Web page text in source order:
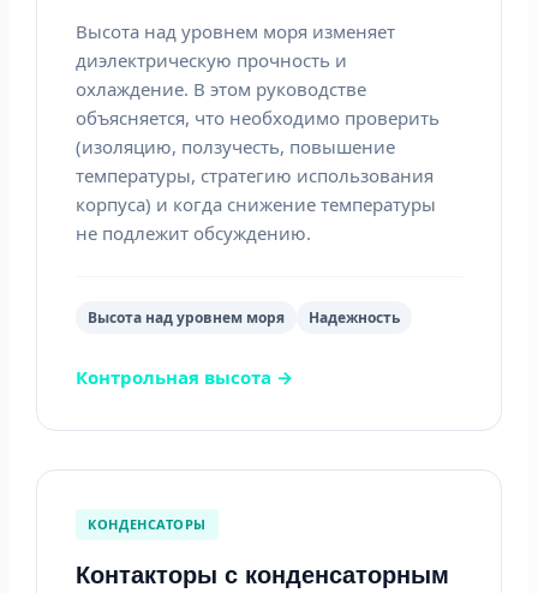
Высота над уровнем моря изменяет
диэлектрическую прочность и
охлаждение. В этом руководстве
объясняется, что необходимо проверить
(изоляцию, ползучесть, повышение
температуры, стратегию использования
корпуса) и когда снижение температуры
не подлежит обсуждению.
Высота над уровнем моря Надежность
Контрольная высота →
КОНДЕНСАТОРЫ
Контакторы с конденсаторным